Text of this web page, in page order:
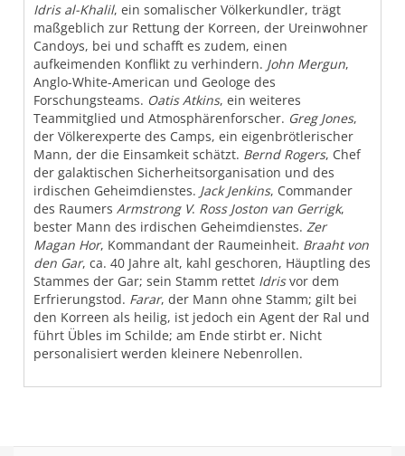
Idris al-Khalil, ein somalischer Völkerkundler, trägt
maßgeblich zur Rettung der Korreen, der Ureinwohner
Candoys, bei und schafft es zudem, einen
aufkeimenden Konflikt zu verhindern. John Mergun,
Anglo-White-American und Geologe des
Forschungsteams. Oatis Atkins, ein weiteres
Teammitglied und Atmosphärenforscher. Greg Jones,
der Völkerexperte des Camps, ein eigenbrötlerischer
Mann, der die Einsamkeit schätzt. Bernd Rogers, Chef
der galaktischen Sicherheitsorganisation und des
irdischen Geheimdienstes. Jack Jenkins, Commander
des RaumersArmstrong V. Ross Joston van Gerrigk,
bester Mann des irdischen Geheimdienstes.Zer
Magan Hor, Kommandant der Raumeinheit. Braaht von
den Gar, ca. 40 Jahre alt, kahl geschoren, Häuptling des
Stammes der Gar; sein Stamm rettet Idrisvor dem
Erfrierungstod. Farar, der Mann ohne Stamm; gilt bei
den Korreen als heilig, ist jedoch ein Agent der Ral und
führt Übles im Schilde; am Ende stirbt er. Nicht
personalisiert werden kleinere Nebenrollen.